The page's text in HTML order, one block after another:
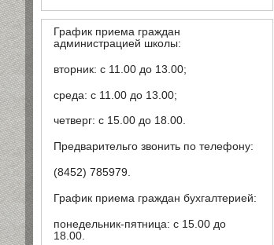
График приема граждан
администрацией школы:
вторник: с 11.00 до 13.00;
среда: с 11.00 до 13.00;
четверг: с 15.00 до 18.00.
Предварительго звонить по телефону:
(8452) 785979.
График приема граждан бухгалтерией:
понедельник-пятница: с 15.00 до
18.00.